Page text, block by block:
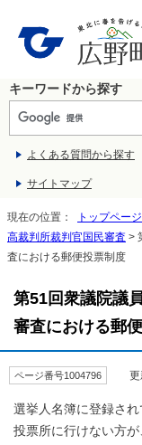
キーワードから探す
よくある質問から探す
サイトマップ
現在の位置： トップページ
高裁判所裁判官国民審査 >
査における郵便投票制度
第51回衆議院議
審査における郵
ページ番号1004796 更
選挙人名簿に登録さ
投票所に行けない方